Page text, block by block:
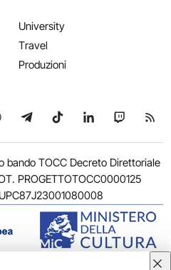
University
Travel
Produzioni
YouTube
su WhatsApp
Seguici su Telegram
Seguici su TikTok
Seguici su
Seguici
bando TOCC Decreto Direttoriale
PROGETTOTOCC0000125